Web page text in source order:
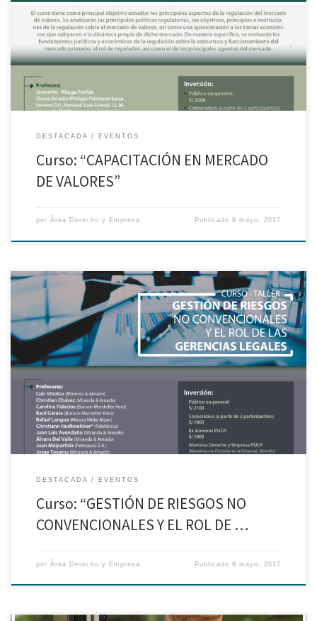
Los invitamos al curso “CAPACITACIÓN EN MERCADO DE VALORES”
organizado por la Maestría de Derecho Bancario y Financiero , a iniciarse el
26 de Mayo.
DESTACADA EVENTOS
Curso: “CAPACITACIÓN EN MERCADO
DE VALORES”
por Área Derecho y Empresa Publicado9 mayo, 2017
Los invitamos al curso “GESTIÓN DE RIESGOS NO CONVENCIONALES Y EL
ROL DE LAS GERENCIAS LEGALES” organizado por la Maestría de Derecho
DESTACADA EVENTOS
Curso: “GESTIÓN DE RIESGOS NO
CONVENCIONALES Y EL ROL DE …
por Área Derecho y Empresa Publicado9 mayo, 2017